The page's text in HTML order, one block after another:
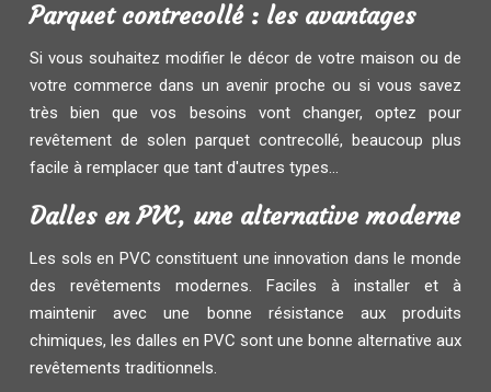
Parquet contrecollé : les avantages
Si vous souhaitez modifier le décor de votre maison ou de
votre commerce dans un avenir proche ou si vous savez
très bien que vos besoins vont changer, optez pour
revêtement de solen parquet contrecollé, beaucoup plus
facile à remplacer que tant d'autres types...
Dalles en PVC, une alternative moderne
Les sols en PVC constituent une innovation dans le monde
des revêtements modernes. Faciles à installer et à
maintenir avec une bonne résistance aux produits
chimiques, les dalles en PVC sont une bonne alternative aux
revêtements traditionnels.